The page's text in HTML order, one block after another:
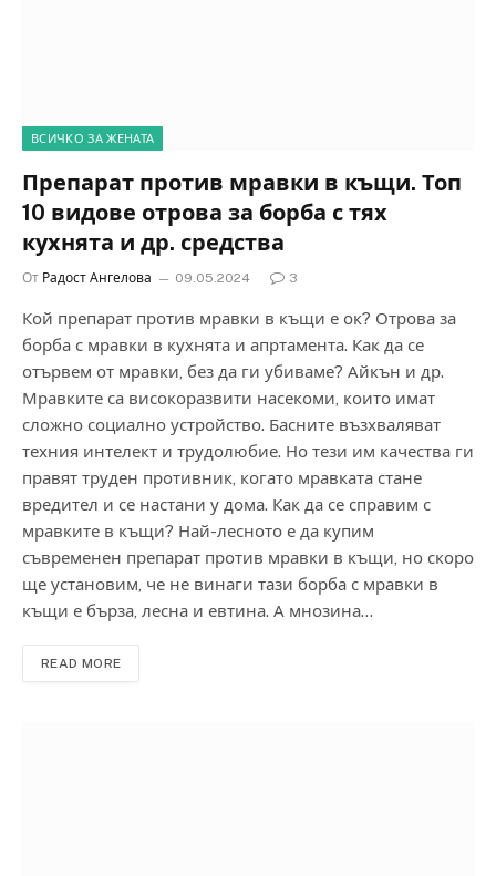
ВСИЧКО ЗА ЖЕНАТА
Препарат против мравки в къщи. Топ
10 видове отрова за борба с тях
кухнята и др. средства
От Радост Ангелова 09.05.2024 3
Кой препарат против мравки в къщи е ок? Отрова за
борба с мравки в кухнята и апртамента. Как да се
отървем от мравки, без да ги убиваме? Айкън и др.
Мравките са високоразвити насекоми, които имат
сложно социално устройство. Басните възхваляват
техния интелект и трудолюбие. Но тези им качества ги
правят труден противник, когато мравката стане
вредител и се настани у дома. Как да се справим с
мравките в къщи? Най-лесното е да купим
съвременен препарат против мравки в къщи, но скоро
ще установим, че не винаги тази борба с мравки в
къщи е бърза, лесна и евтина. А мнозина…
READ MORE